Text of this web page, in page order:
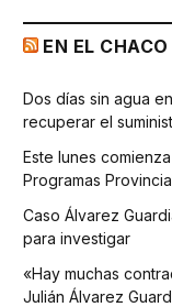
EN EL CHACO
Dos días sin agua
recuperar el
Este lunes
Programas
Caso Álvarez
para investigar
«Hay muchas
Julián Álvarez